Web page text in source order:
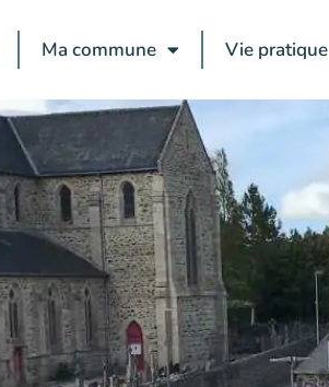
Ma commune Vie pratique